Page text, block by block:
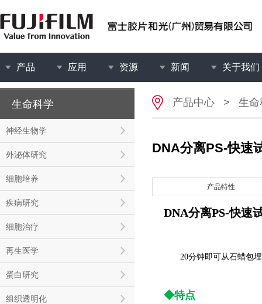
产品 应用 资源 新闻 关于我们
生命科学
神经生物学
外泌体研究
细胞培养
疾病研究
细胞治疗
再生医学
蛋白研究
组织透明化
产品中心 > 生命
DNA分离PS-快速
产品特性
DNA分离PS-快速
20分钟即可从石蜡包埋
◆特点